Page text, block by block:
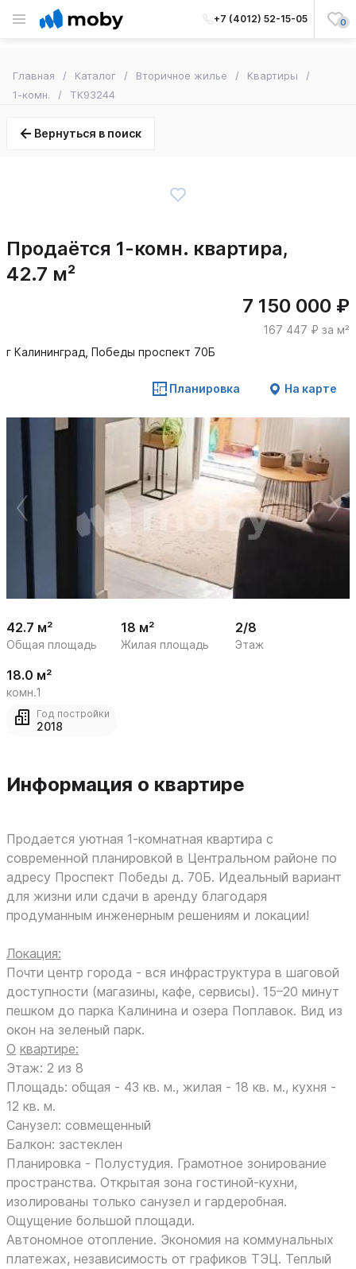
+7 (4012) 52-15-05 0
Главная Каталог Вторичное жилье
Квартиры
1-комн.
TK93244
Вернуться в поиск
Продаётся 1-комн. квартира,
42.7 м²
7 150 000 ₽
167 447 ₽ за м²
г Калининград, Победы проспект 70Б
Планировка На карте
17
42.7 м²
Общая площадь
18 м²
Жилая площадь
2/8
Этаж
18.0 м²
комн.1
Год постройки
2018
Информация о квартире
Продается уютная 1-комнатная квартира с
современной планировкой в Центральном районе по
адресу Проспект Победы д. 70Б. Идеальный вариант
для жизни или сдачи в аренду благодаря
продуманным инженерным решениям и локации!
Локация:
Почти центр города - вся инфраструктура в шаговой
доступности (магазины, кафе, сервисы). 15–20 минут
пешком до парка Калинина и озера Поплавок. Вид из
окон на зеленый парк.
О квартире:
Этаж: 2 из 8
Площадь: общая - 43 кв. м., жилая - 18 кв. м., кухня -
12 кв. м.
Санузел: совмещенный
Балкон: застеклен
Планировка - Полустудия. Грамотное зонирование
пространства. Открытая зона гостиной-кухни,
изолированы только санузел и гардеробная.
Ощущение большой площади.
Автономное отопление. Экономия на коммунальных
платежах, независимость от графиков ТЭЦ. Теплый